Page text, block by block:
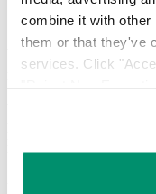
combine it with
them or that they've
services. Click
preferences by
Pendant combien
matériel ?
payer pour des locations
l'équipement.